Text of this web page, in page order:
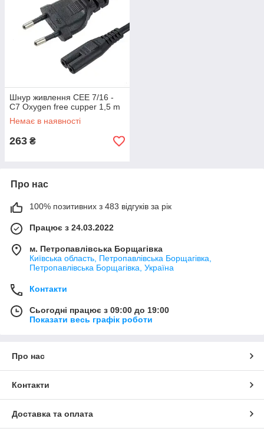
Шнур живлення CEE 7/16 -
C7 Oxygen free cupper 1,5 m
Немає в наявності
263 ₴
Про нас
100% позитивних з 483 відгуків за рік
Працює з 24.03.2022
м. Петропавлівська Борщагівка
Київська область, Петропавлівська Борщагівка,
Петропавлівська Борщагівка, Україна
Контакти
Сьогодні працює з 09:00 до 19:00
Показати весь графік роботи
Про нас
Контакти
Доставка та оплата